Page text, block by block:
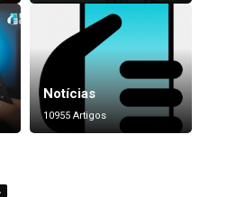
Notícias
10955 Artigos